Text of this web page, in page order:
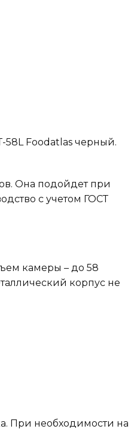
58L Foodatlas черный.
Она подойдет при
с учетом ГОСТ
камеры – до 58
корпус не
При необходимости на